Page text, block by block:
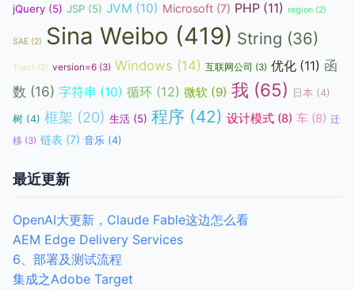
jQuery (5) JSP (5) JVM (10) Microsoft (7) PHP (11) region (2)
SAE (2) Sina Weibo (419) String (36)
Toast (2) version=6 (3) Windows (14) 互联网公司 (3) 优化 (11) 函
数 (16) 字符串 (10) 循环 (12) 微软 (9) 我 (65) 日本 (4)
树 (4) 框架 (20) 生活 (5) 程序 (42) 设计模式 (8) 车 (8) 迁
移 (3) 链表 (7) 音乐 (4)
最近更新
OpenAI大更新，Claude Fable这边怎么看
AEM Edge Delivery Services
6、部署及测试流程
集成之Adobe Target